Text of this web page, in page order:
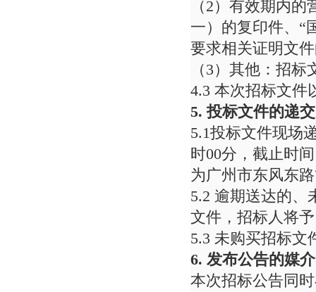
（2）有效期内
一）的复印件、“
要求相关证明文
（3）其他：招
4.3 本次招标文件
5.投标文件的递交
5.1投标文件现场
时00分，截止时
为广州市东风东
5.2 逾期送达的、
文件，招标人将
5.3 未购买招标文
6. 发布公告的媒介
本次招标公告同